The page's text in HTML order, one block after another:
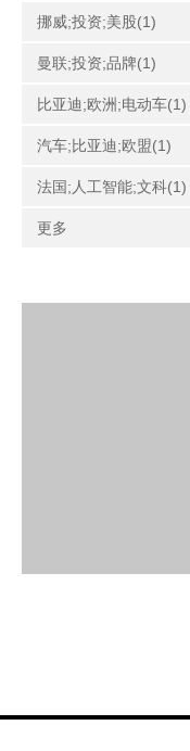
挪威;投资;美股(1)
曼联;投资;品牌(1)
比亚迪;欧洲;电动车(1)
汽车;比亚迪;欧盟(1)
法国;人工智能;文科(1)
更多